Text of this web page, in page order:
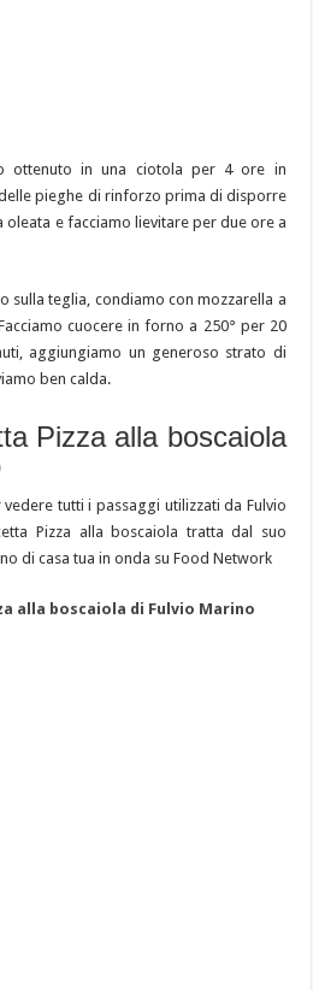
ottenuto in una ciotola per 4 ore in
pieghe di rinforzo prima di disporre
e facciamo lievitare per due ore a
sulla teglia, condiamo con mozzarella a
cuocere in forno a 250° per 20
aggiungiamo un generoso strato di
ben calda.
Pizza alla boscaiola
tutti i passaggi utilizzati da Fulvio
Pizza alla boscaiola tratta dal suo
di casa tua in onda su Food Network
alla boscaiola di Fulvio Marino